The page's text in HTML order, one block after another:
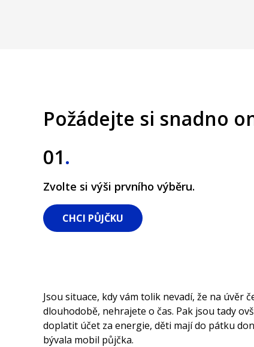
Požádejte si snadno
01.
Zvolte si výši prvního výběru.
CHCI PŮJČKU
Jsou situace, kdy vám tolik nevadí, že na
dlouhodobě, nehrajete o čas. Pak jsou tady
doplatit účet za energie, děti mají do pátku
bývala mobil půjčka.